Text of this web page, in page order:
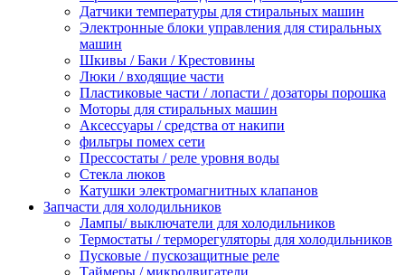
Датчики температуры для стиральных машин
Электронные блоки управления для стиральных
машин
Шкивы / Баки / Крестовины
Люки / входящие части
Пластиковые части / лопасти / дозаторы порошка
Моторы для стиральных машин
Аксессуары / средства от накипи
фильтры помех сети
Прессостаты / реле уровня воды
Стекла люков
Катушки электромагнитных клапанов
Запчасти для холодильников
Лампы/ выключатели для холодильников
Термостаты / терморегуляторы для холодильников
Пусковые / пускозащитные реле